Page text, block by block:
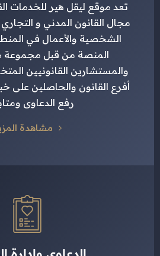
تعد موقع ليقل هير للخدمات
مجال القانون المدني و التجاري
الشخصية والأعمال في
المنصة من قبل مجموعة
والمستشارين القانونيين
أفرع القانون والحاصلين على
رفع الدعاوى
مشاهدة